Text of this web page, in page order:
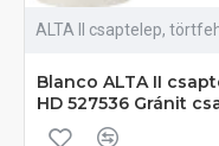
ALTA II csaptelep,
Blanco ALTA II
HD 527536 Gránit